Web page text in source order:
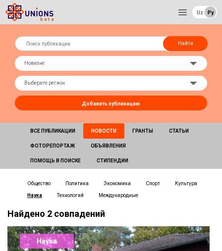
Uz Ру
Найти
Добавить публикацию
ВСЕ ПУБЛИКАЦИИ НОВОСТИ ГРАНТЫ СТАТЬИ
ФОТОРЕПОРТАЖ ОБЪЯВЛЕНИЯ
ПОМОЩЬ В ПОИСКЕ СТИПЕНДИИ
Общество Политика Экономика Спорт Культура
Наука Технологий Международные
Найдено 2 совпадений
Наука